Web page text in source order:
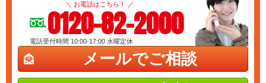
＼ お電話はこちら！ ／
0120-82-2000
電話受付時間 10:00-17:00 水曜定休
メールでご相談